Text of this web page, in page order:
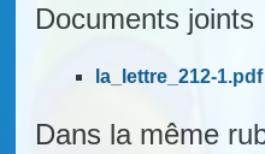
Documents joints
la_lettre_212-1.pdf
Dans la même